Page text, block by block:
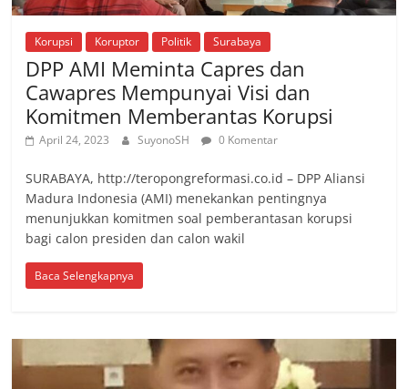
Korupsi Koruptor Politik Surabaya
DPP AMI Meminta Capres dan
Cawapres Mempunyai Visi dan
Komitmen Memberantas Korupsi
April 24, 2023 SuyonoSH 0 Komentar
SURABAYA, http://teropongreformasi.co.id – DPP Aliansi
Madura Indonesia (AMI) menekankan pentingnya
menunjukkan komitmen soal pemberantasan korupsi
bagi calon presiden dan calon wakil
Baca Selengkapnya